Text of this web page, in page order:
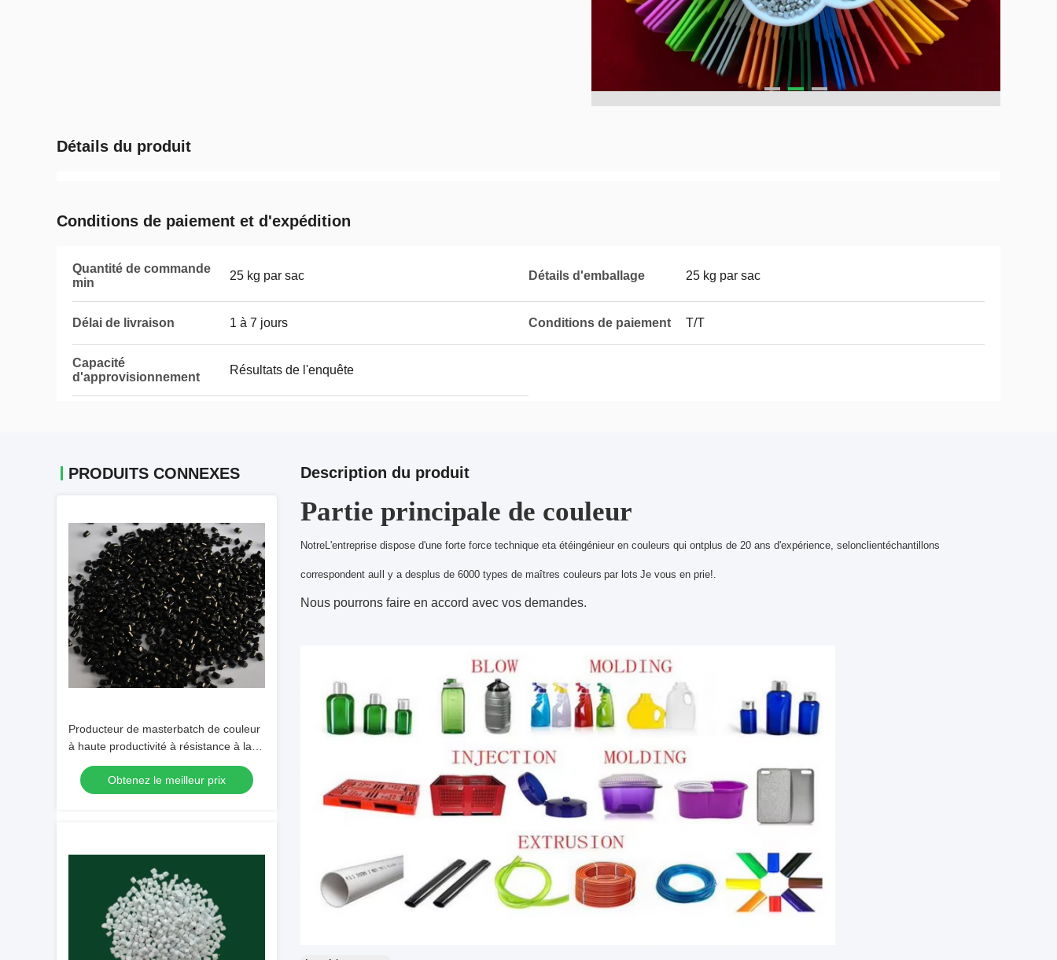
Détails du produit
Conditions de paiement et d'expédition
Quantité de commande
min
25 kg par sac Détails d'emballage 25 kg par sac
Délai de livraison 1 à 7 jours Conditions de paiement T/T
Capacité
d'approvisionnement
Résultats de l'enquête
PRODUITS CONNEXES
Producteur de masterbatch de couleur
à haute productivité à résistance à la
corrosion masterbatch noir
Obtenez le meilleur prix
Description du produit
Partie principale de couleur
NotreL'entreprise dispose d'une forte force technique eta étéingénieur en couleurs qui ontplus de 20 ans d'expérience, selonclientéchantillons
correspondent au Il y a desplus de 6000 types de maîtres couleurs par lots Je vous en prie!.
Nous pourrons faire en accord avec vos demandes.